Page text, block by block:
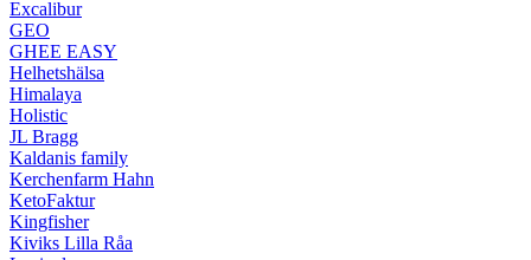
Excalibur
GEO
GHEE EASY
Helhetshälsa
Himalaya
Holistic
JL Bragg
Kaldanis family
Kerchenfarm Hahn
KetoFaktur
Kingfisher
Kiviks Lilla Råa